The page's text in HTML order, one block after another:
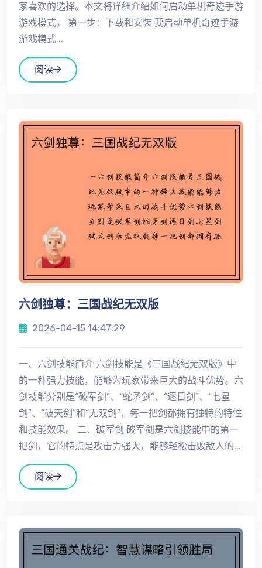
家喜欢的选择。本文将详细介绍如何启动单机奇迹手游
游戏模式。 第一步：下载和安装 要启动单机奇迹手游
游戏模式...
阅读
六剑独尊：三国战纪无双版
2026-04-15 14:47:29
一、六剑技能简介 六剑技能是《三国战纪无双版》中
的一种强力技能，能够为玩家带来巨大的战斗优势。六
剑技能分别是“破军剑”、“蛇矛剑”、“逐日剑”、“七星
剑”、“破天剑”和“无双剑”，每一把剑都拥有独特的特性
和技能效果。 二、破军剑 破军剑是六剑技能中的第一
把剑，它的特点是攻击力强大，能够轻松击败敌人的...
阅读